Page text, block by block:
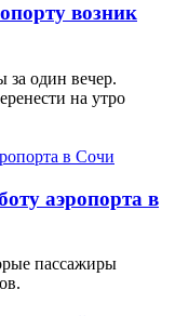
возник
один вечер.
на утро
аэропорта в
пассажиры